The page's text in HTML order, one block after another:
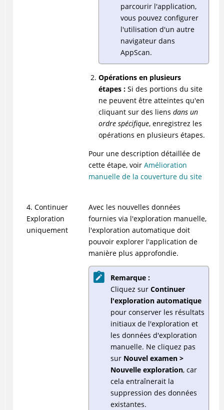
parcourir l'application,
vous pouvez configurer
l'utilisation d'un autre
navigateur dans
AppScan.
Opérations en plusieurs
étapes :Si des portions du site
ne peuvent être atteintes qu'en
cliquant sur des liens dans un
ordre spécifique, enregistrez les
opérations en plusieurs étapes.
Pour une description détaillée de
cette étape, voir Amélioration
manuelle de la couverture du site
4. Continuer
Exploration
uniquement
Avec les nouvelles données
fournies via l'exploration manuelle,
l'exploration automatique doit
pouvoir explorer l'application de
manière plus approfondie.
Remarque :
Cliquez sur Continuer
l'exploration automatique
pour conserver les résultats
initiaux de l'exploration et
les données d'exploration
manuelle. Ne cliquez pas
sur Nouvel examen >
Nouvelle exploration, car
cela entraînerait la
suppression des données
existantes.